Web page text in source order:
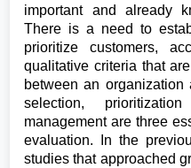
important and already
There is a need to
prioritize customers,
qualitative criteria that
between an organization
selection,
management are three
evaluation. In the
studies that approached